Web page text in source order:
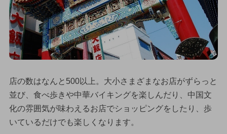
店の数はなんと500以上。大小さまざまなお店がずらっと
並び、食べ歩きや中華バイキングを楽しんだり、中国文
化の雰囲気が味わえるお店でショッピングをしたり、歩
いているだけでも楽しくなります。